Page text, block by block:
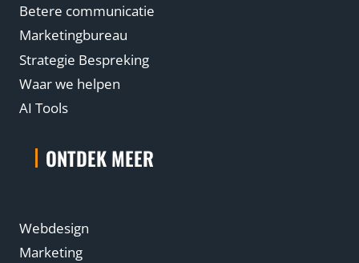
Betere communicatie
Marketingbureau
Strategie Bespreking
Waar we helpen
AI Tools
ONTDEK MEER
Webdesign
Marketing